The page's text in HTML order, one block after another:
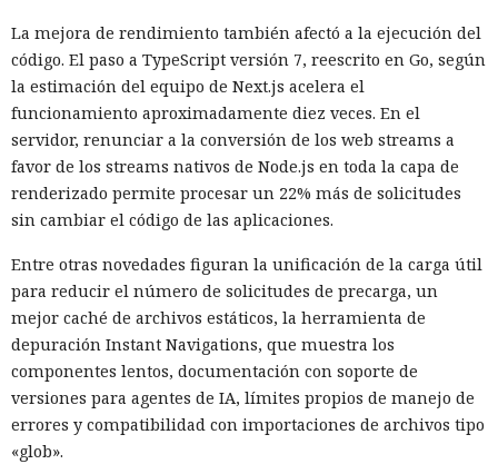
Las sanciones y restricciones contra las empresas
tecnológicas chinas por parte de las autoridades
estadounidenses hace tiempo que son noticia habitual —
ahora un escenario similarse está desarrollando en sentido
inverso. La Administración del Ciberespacio de China
anunció el inicio de una revisión de los productos de la
estadounidense Palo Alto Networks que se venden en el
La mejora de rendimiento también afectó a la ejecución del
código. El paso a TypeScript versión 7, reescrito en Go, según
la estimación del equipo de Next.js acelera el
funcionamiento aproximadamente diez veces. En el
servidor, renunciar a la conversión de los web streams a
favor de los streams nativos de Node.js en toda la capa de
renderizado permite procesar un 22% más de solicitudes
sin cambiar el código de las aplicaciones.
Entre otras novedades figuran la unificación de la carga útil
para reducir el número de solicitudes de precarga, un
mejor caché de archivos estáticos, la herramienta de
depuración Instant Navigations, que muestra los
componentes lentos, documentación con soporte de
versiones para agentes de IA, límites propios de manejo de
errores y compatibilidad con importaciones de archivos tipo
«glob».